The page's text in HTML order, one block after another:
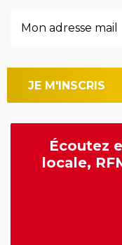
Écoutez
locale,